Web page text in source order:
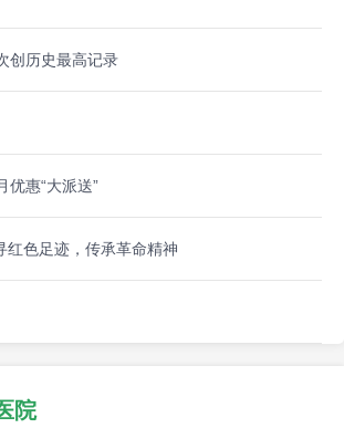
创历史最高记录
优惠“大派送”
红色足迹，传承革命精神
院